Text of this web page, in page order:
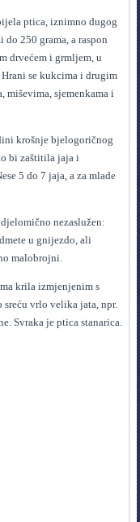
ptica, iznimno dugog
250 grama, a raspon
drvećem i grmljem, u
se kukcima i drugim
sjemenkama i
krošnje bjelogoričnog
bi zaštitila jaja i
5 do 7 jaja, a za mlade
nezaslužen:
u gnijezdo, ali
malobrojni.
krila izmjenjenim s
vrlo velika jata, npr.
Svraka je ptica stanarica.